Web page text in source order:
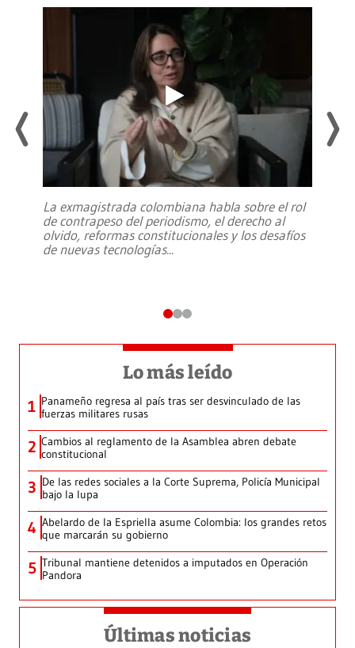
La exmagistrada colombiana habla sobre el rol
de contrapeso del periodismo, el derecho al
olvido, reformas constitucionales y los desafíos
de nuevas tecnologías...
Lo más leído
1 Panameño regresa al país tras ser desvinculado de las
fuerzas militares rusas
2 Cambios al reglamento de la Asamblea abren debate
constitucional
3 De las redes sociales a la Corte Suprema, Policía Municipal
bajo la lupa
4 Abelardo de la Espriella asume Colombia: los grandes retos
que marcarán su gobierno
5 Tribunal mantiene detenidos a imputados en Operación
Pandora
Últimas noticias